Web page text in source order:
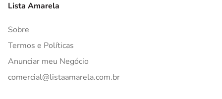
Lista Amarela
Sobre
Termos e Políticas
Anunciar meu Negócio
comercial@listaamarela.com.br